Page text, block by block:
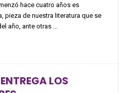
hace cuatro años es
pieza de nuestra literatura que se
año, ante otras …
LOS